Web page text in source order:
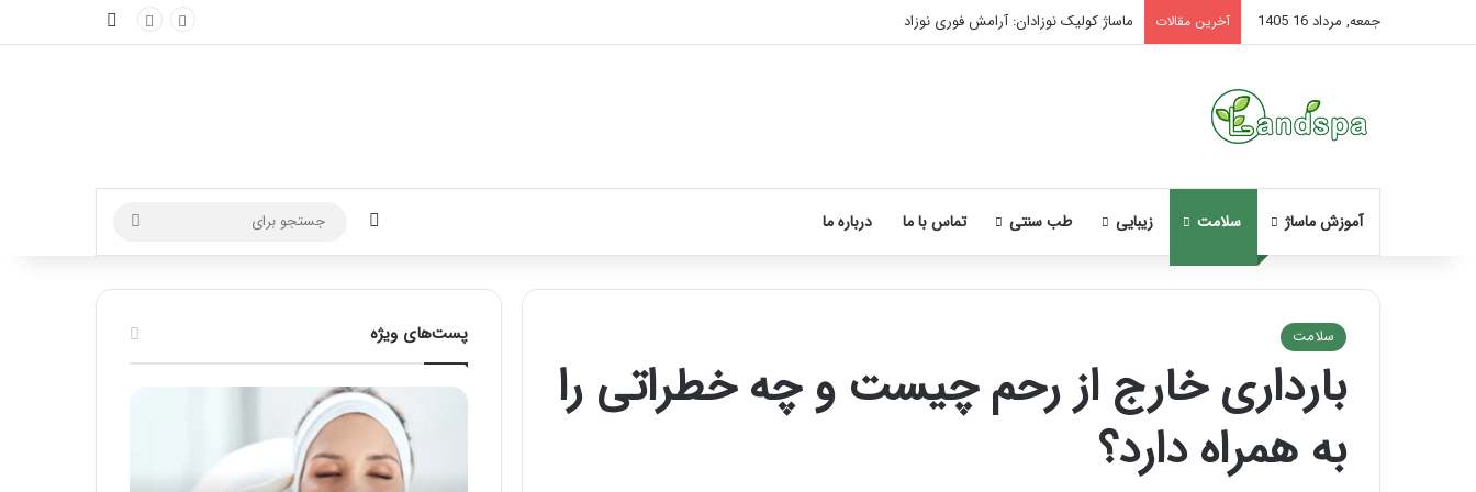
جمعه, مرداد 16 1405 آخرین مقالات ماساژ کولیک نوزادان: آرامش فوری نوزاد
آموزش ماساژ سلامت زیبایی طب سنتی تماس با ما درباره ما تغییر پوسته
برای
سلامت
بارداری خارج از رحم چیست و چه خطراتی را
به همراه دارد؟
پست‌های ویژه
نحوه
ماساژ
آموزش